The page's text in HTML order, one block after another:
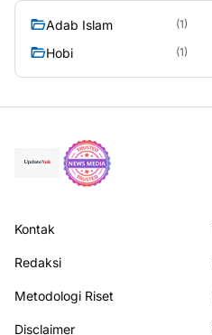
Adab Islam (1)
Hobi (1)
Kontak
Redaksi
Metodologi Riset
Disclaimer